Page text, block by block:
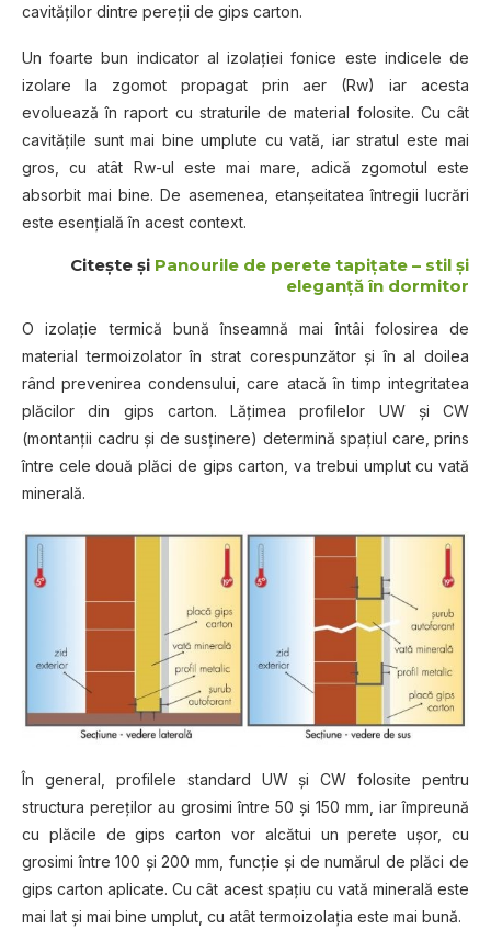
cavităţilor dintre pereţii de gips carton.
Un foarte bun indicator al izolaţiei fonice este indicele de
izolare la zgomot propagat prin aer (Rw) iar acesta
evoluează în raport cu straturile de material folosite. Cu cât
cavităţile sunt mai bine umplute cu vată, iar stratul este mai
gros, cu atât Rw-ul este mai mare, adică zgomotul este
absorbit mai bine. De asemenea, etanşeitatea întregii lucrări
este esenţială în acest context.
Citeşte şi Panourile de perete tapiţate – stil şi
eleganţă în dormitor
O izolaţie termică bună înseamnă mai întâi folosirea de
material termoizolator în strat corespunzător şi în al doilea
rând prevenirea condensului, care atacă în timp integritatea
plăcilor din gips carton. Lăţimea profilelor UW şi CW
(montanţii cadru şi de susţinere) determină spaţiul care, prins
între cele două plăci de gips carton, va trebui umplut cu vată
minerală.
În general, profilele standard UW şi CW folosite pentru
structura pereţilor au grosimi între 50 şi 150 mm, iar împreună
cu plăcile de gips carton vor alcătui un perete uşor, cu
grosimi între 100 şi 200 mm, funcţie şi de numărul de plăci de
gips carton aplicate. Cu cât acest spaţiu cu vată minerală este
mai lat şi mai bine umplut, cu atât termoizolaţia este mai bună.